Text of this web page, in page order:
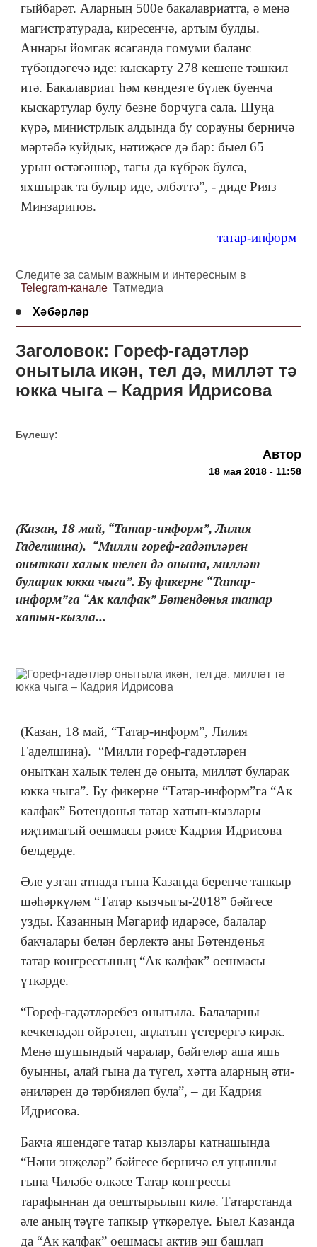
гыйбарәт. Аларның 500е бакалавриатта, ә менә
магистратурада, киресенчә, артым булды.
Аннары йомгак ясаганда гомуми баланс
түбәндәгечә иде: кыскарту 278 кешене тәшкил
итә. Бакалавриат һәм көндезге бүлек буенча
кыскартулар булу безне борчуга сала. Шуңа
күрә, министрлык алдында бу сорауны берничә
мәртәбә куйдык, нәтиҗәсе дә бар: быел 65
урын өстәгәннәр, тагы да күбрәк булса,
яхшырак та булыр иде, әлбәттә”, - диде Рияз
Минзарипов.
татар-информ
Следите за самым важным и интересным в
Telegram-канале Татмедиа
Хәбәрләр
Заголовок: Гореф-гадәтләр
онытыла икән, тел дә, милләт тә
юкка чыга – Кадрия Идрисова
Бүлешү:
Автор
18 мая 2018 - 11:58
(Казан, 18 май, “Татар-информ”, Лилия
Гаделшина). “Милли гореф-гадәтләрен
оныткан халык телен дә оныта, милләт
буларак юкка чыга”. Бу фикерне “Татар-
информ”га “Ак калфак” Бөтендөнья татар
хатын-кызла...
(Казан, 18 май, “Татар-информ”, Лилия
Гаделшина). “Милли гореф-гадәтләрен
оныткан халык телен дә оныта, милләт буларак
юкка чыга”. Бу фикерне “Татар-информ”га “Ак
калфак” Бөтендөнья татар хатын-кызлары
иҗтимагый оешмасы рәисе Кадрия Идрисова
белдерде.
Әле узган атнада гына Казанда беренче тапкыр
шәһәркүләм “Татар кызчыгы-2018” бәйгесе
узды. Казанның Мәгариф идарәсе, балалар
бакчалары белән берлектә аны Бөтендөнья
татар конгрессының “Ак калфак” оешмасы
үткәрде.
“Гореф-гадәтләребез онытыла. Балаларны
кечкенәдән өйрәтеп, аңлатып үстерергә кирәк.
Менә шушындый чаралар, бәйгеләр аша яшь
буынны, алай гына да түгел, хәтта аларның әти-
әниләрен дә тәрбияләп була”, – ди Кадрия
Идрисова.
Бакча яшендәге татар кызлары катнашында
“Нәни энҗеләр” бәйгесе берничә ел уңышлы
гына Чиләбе өлкәсе Татар конгрессы
тарафыннан да оештырылып килә. Татарстанда
әле аның тәүге тапкыр үткәрелүе. Быел Казанда
да “Ак калфак” оешмасы актив эш башлап